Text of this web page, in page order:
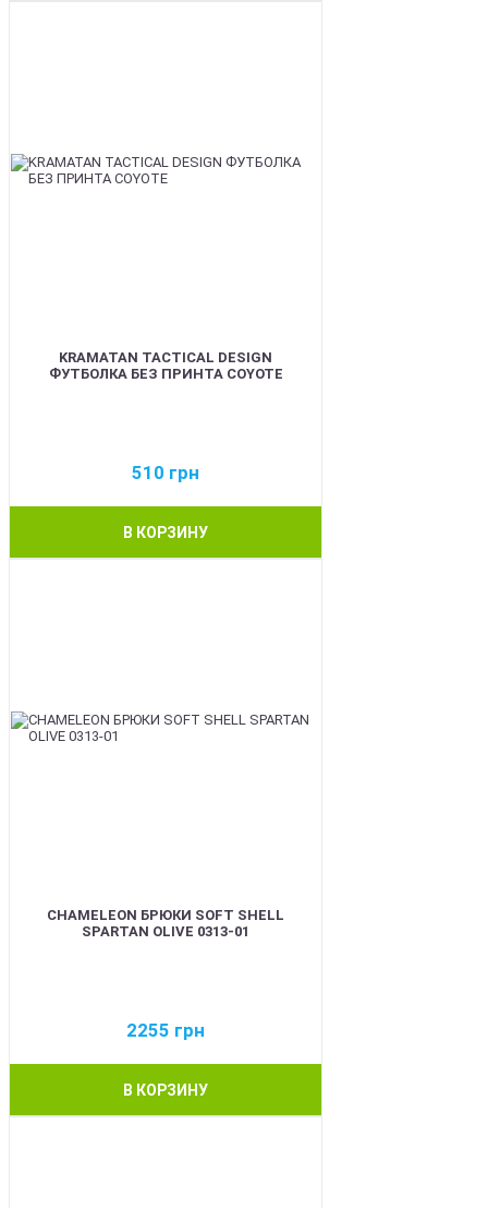
KRAMATAN TACTICAL DESIGN
ФУТБОЛКА БЕЗ ПРИНТА COYOTE
510 грн
В КОРЗИНУ
CHAMELEON БРЮКИ SOFT SHELL
SPARTAN OLIVE 0313-01
2255 грн
В КОРЗИНУ